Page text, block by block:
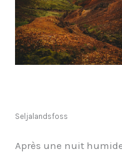
Seljalandsfoss
Après une nuit